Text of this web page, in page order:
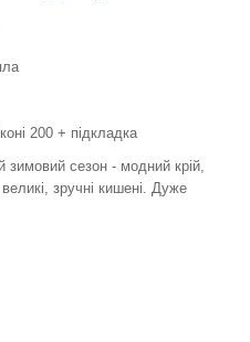
200 + підкладка
зимовий сезон - модний крій,
зручні кишені. Дуже